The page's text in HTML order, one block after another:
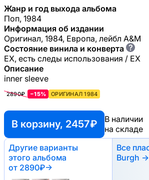
Жанр и год выхода альбома
Поп, 1984
Информация об издании
Оригинал, 1984, Европа, лейбл A&M
Состояние винила и конверта ?
EX, есть следы использования / EX
Описание
inner sleeve
2890₽ −15% ОРИГИНАЛ 1984
В корзину, 2457 ₽
В наличии
на складе
Другие варианты
этого альбома
от 2890₽→
Все
Burgh →